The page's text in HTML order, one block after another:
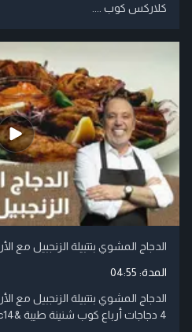
كلاركس كوب ....
الدجاج المشوي بتتبيلة الزنجبيل مع
المدة: 04:55
الدجاج المشوي بتتبيلة الزنجبيل مع
4 دجاجات أرباع كوب شنينة طيبة &frac14; كوب هريس الثوم ....